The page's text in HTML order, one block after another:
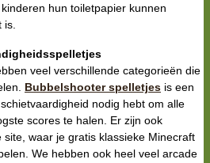
hun toiletpapier kunnen
is.
veel verschillende categorieën die
Bubbelshooter spelletjes is een
nodig hebt om alle
scores te halen. Er zijn ook
site, waar je gratis klassieke Minecraft
We hebben ook heel veel arcade